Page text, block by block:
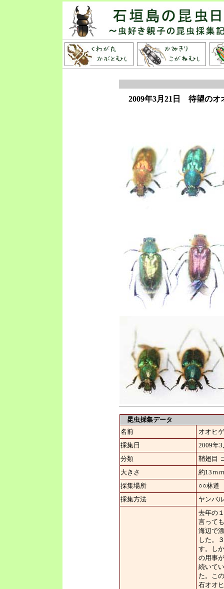
2009年3月21日 待望のオ
昆虫採集データ
名前
オオヒ
採集日
2009年
分類
鞘翅目
大きさ
約13ｍ
採集場所
○○林道
採集方法
ヤンバ
去年の
言って
海辺で
した。
す。し
の用事
続いて
た。こ
石オオ